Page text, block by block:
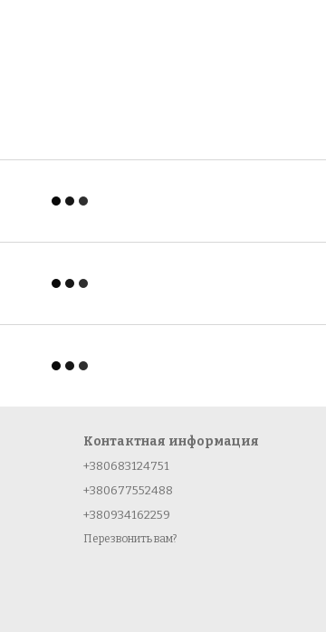
Контактная информация
+380683124751
+380677552488
+380934162259
Перезвонить вам?